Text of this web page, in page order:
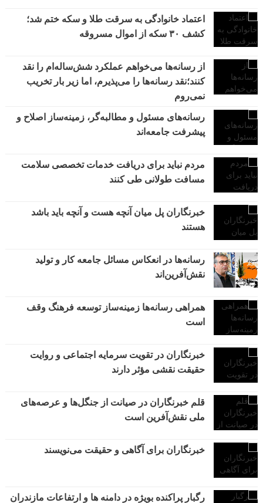
اعتماد خانوادگی به سرقت طلا و سکه ختم شد؛
کشف ۳۰ سکه از اموال مسروقه
از رسانه‌ها می‌خواهم عملکرد شش‌ساله‌ام را نقد
کنند؛نقد رسانه‌ها را می‌پذیرم، اما زیر بار تخریب
نمی‌روم
رسانه‌های مسئول و مطالبه‌گر، زمینه‌ساز اصلاح و
پیشرفت جامعه‌اند
مردم نباید برای دریافت خدمات تخصصی سلامت
مسافت طولانی طی کنند
خبرنگاران پل میان آنچه هست و آنچه باید باشد
هستند
رسانه‌ها در انعکاس مسائل جامعه کار و تولید
نقش‌آفرین‌اند
همراهی رسانه‌ها زمینه‌ساز توسعه فرهنگ وقف
است
خبرنگاران در تقویت سرمایه اجتماعی و روایت
حقیقت نقشی مؤثر دارند
قلم خبرنگاران در صیانت از جنگل‌ها و عرصه‌های
ملی نقش‌آفرین است
خبرنگاران برای آگاهی و حقیقت می‌نویسند
رگبار پراکنده بویژه در دامنه ها و ارتفاعات مازندران